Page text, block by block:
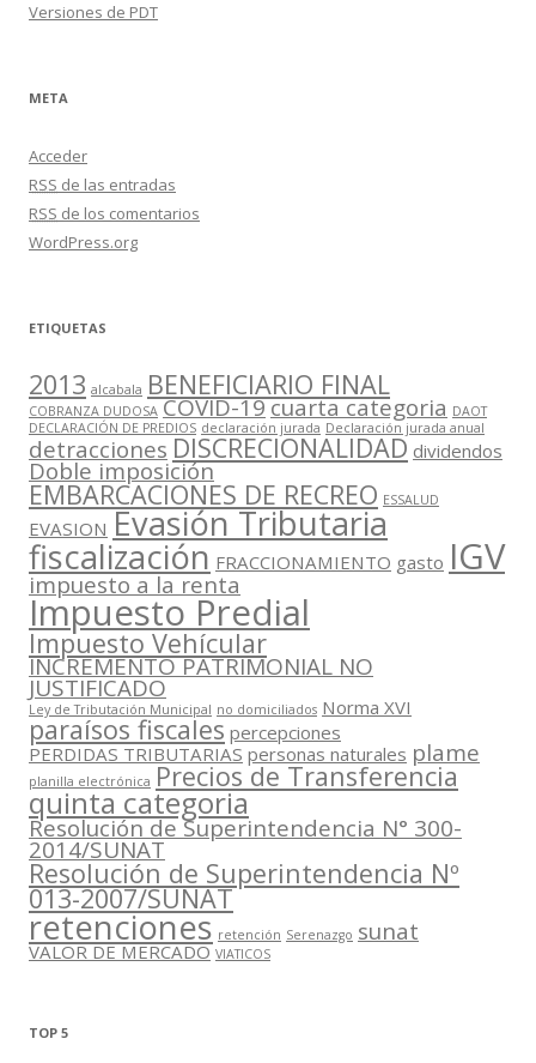
Versiones de PDT
META
Acceder
RSS de las entradas
RSS de los comentarios
WordPress.org
ETIQUETAS
2013 alcabala BENEFICIARIO FINAL
COBRANZA DUDOSA COVID-19cuarta categoria DAOT
DECLARACIÓN DE PREDIOS declaración jurada Declaración jurada anual
detracciones DISCRECIONALIDAD dividendos
Doble imposición
EMBARCACIONES DE RECREO ESSALUD
EVASION Evasión Tributaria
fiscalización FRACCIONAMIENTO gasto IGV
impuesto a la renta
Impuesto Predial
Impuesto Vehícular
INCREMENTO PATRIMONIAL NO
JUSTIFICADO
Ley de Tributación Municipal no domiciliados Norma XVI
paraísos fiscales percepciones
PERDIDAS TRIBUTARIAS personas naturales plame
planilla electrónica Precios de Transferencia
quinta categoria
Resolución de Superintendencia N° 300-
2014/SUNAT
Resolución de Superintendencia Nº
013-2007/SUNAT
retenciones retención Serenazgo sunat
VALOR DE MERCADO VIATICOS
TOP 5